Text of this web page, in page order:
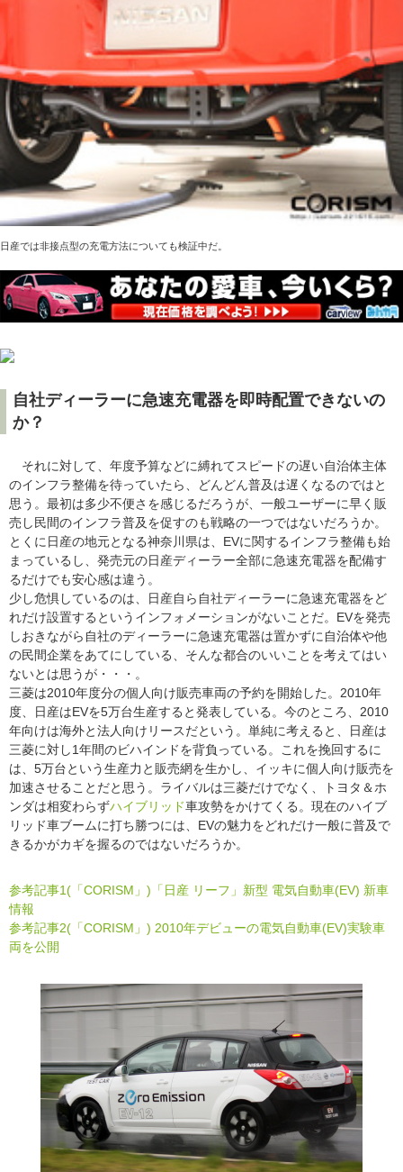
日産では非接点型の充電方法についても検証中だ。
自社ディーラーに急速充電器を即時配置できないの
か？
それに対して、年度予算などに縛れてスピードの遅い自治体主体
のインフラ整備を待っていたら、どんどん普及は遅くなるのではと
思う。最初は多少不便さを感じるだろうが、一般ユーザーに早く販
売し民間のインフラ普及を促すのも戦略の一つではないだろうか。
とくに日産の地元となる神奈川県は、EVに関するインフラ整備も始
まっているし、発売元の日産ディーラー全部に急速充電器を配備す
るだけでも安心感は違う。
少し危惧しているのは、日産自ら自社ディーラーに急速充電器をど
れだけ設置するというインフォメーションがないことだ。EVを発売
しおきながら自社のディーラーに急速充電器は置かずに自治体や他
の民間企業をあてにしている、そんな都合のいいことを考えてはい
ないとは思うが・・・。
三菱は2010年度分の個人向け販売車両の予約を開始した。2010年
度、日産はEVを5万台生産すると発表している。今のところ、2010
年向けは海外と法人向けリースだという。単純に考えると、日産は
三菱に対し1年間のビハインドを背負っている。これを挽回するに
は、5万台という生産力と販売網を生かし、イッキに個人向け販売を
加速させることだと思う。ライバルは三菱だけでなく、トヨタ＆ホ
ンダは相変わらずハイブリッド車攻勢をかけてくる。現在のハイブ
リッド車ブームに打ち勝つには、EVの魅力をどれだけ一般に普及で
きるかがカギを握るのではないだろうか。
参考記事1(「CORISM」)「日産 リーフ」新型 電気自動車(EV) 新車
情報
参考記事2(「CORISM」) 2010年デビューの電気自動車(EV)実験車
両を公開